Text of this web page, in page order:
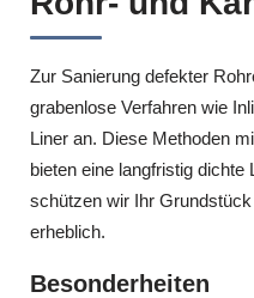
Zur Sanierung defekter
grabenlose Verfahren wie
Liner an. Diese Methoden
bieten eine langfristig dichte
schützen wir Ihr
erheblich.
Besonderheiten